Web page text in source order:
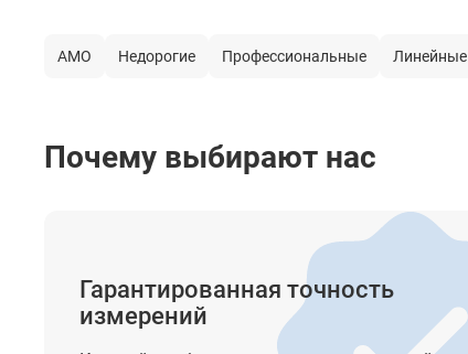
Крепление на штатив
Класс лазера
Длина волны
AMO Недорогие Профессиональные Линейные
Почему выбирают нас
Гарантированная точность
измерений